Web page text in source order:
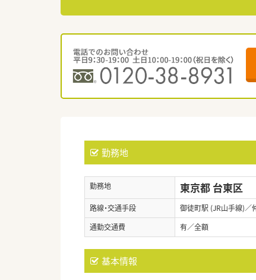
勤務地
勤務地 東京都 台東区
路線・交通手段
御徒町駅 (JR山手線)／
通勤交通費
有／全額
基本情報